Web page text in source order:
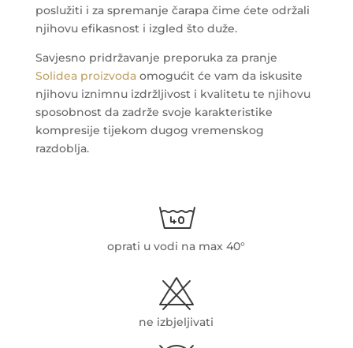
poslužiti i za spremanje čarapa čime ćete održali
njihovu efikasnost i izgled što duže.
Savjesno pridržavanje preporuka za pranje
Solidea proizvodaomogućit će vam da iskusite
njihovu iznimnu izdržljivost i kvalitetu te njihovu
sposobnost da zadrže svoje karakteristike
kompresije tijekom dugog vremenskog
razdoblja.
oprati u vodi na max 40°
ne izbjeljivati